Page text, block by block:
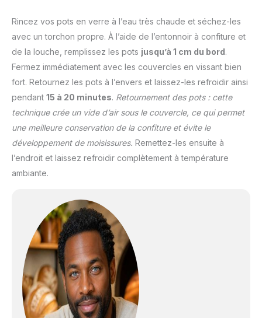
Rincez vos pots en verre à l’eau très chaude et séchez-les
avec un torchon propre. À l’aide de l’entonnoir à confiture et
de la louche, remplissez les pots jusqu’à 1 cm du bord.
Fermez immédiatement avec les couvercles en vissant bien
fort. Retournez les pots à l’envers et laissez-les refroidir ainsi
pendant 15 à 20 minutes. Retournement des pots : cette
technique crée un vide d’air sous le couvercle, ce qui permet
une meilleure conservation de la confiture et évite le
développement de moisissures. Remettez-les ensuite à
l’endroit et laissez refroidir complètement à température
ambiante.